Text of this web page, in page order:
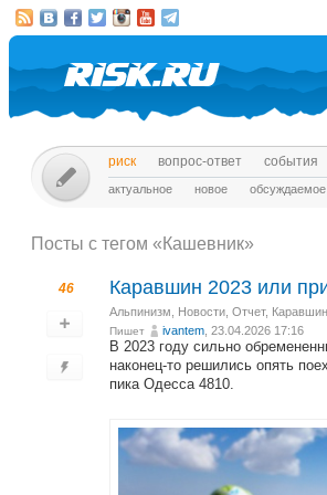
риск вопрос-ответ события
актуальное новое обсуждаемое
Посты c тегом «Кашевник»
46 Каравшин 2023 или
Альпинизм Новости Отчет, Каравшин
Пишет ivantem , 23.04.2026 17:16
В 2023 году сильно
наконец-то решились опять
пика Одесса 4810.